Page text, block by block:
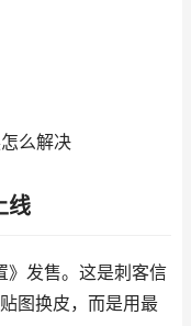
么解决
线
》发售。这是刺客信
图换皮，而是用最